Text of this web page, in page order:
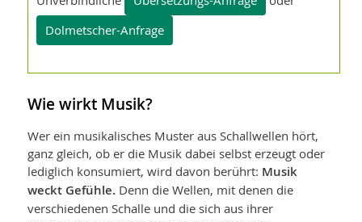
Dolmetscher-Anfrage
Wie wirkt Musik?
Wer ein musikalisches Muster aus Schallwellen hört,
ganz gleich, ob er die Musik dabei selbst erzeugt oder
lediglich konsumiert, wird davon berührt: Musik
weckt Gefühle. Denn die Wellen, mit denen die
verschiedenen Schalle und die sich aus ihrer